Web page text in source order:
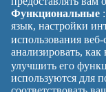
Платные
услуги
Функциональные
язык, настройки
использования веб-
анализировать,
улучшить его
используются для